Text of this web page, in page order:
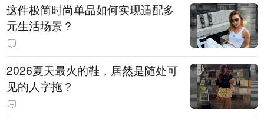
这件极简时尚单品如何实现适配多
元生活场景？
2026夏天最火的鞋，居然是随处可
见的人字拖？